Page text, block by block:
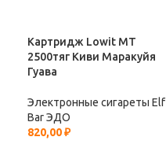
Картридж Lowit МТ
2500тяг Киви Маракуйя
Гуава
Электронные сигареты Elf
Bar ЭДО
820,00₽